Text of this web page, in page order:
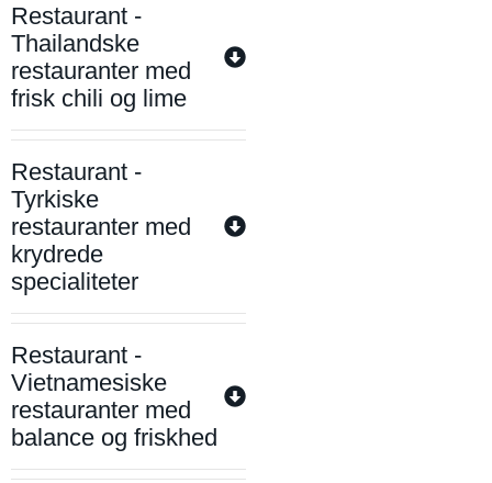
Restaurant -
Thailandske
restauranter med
frisk chili og lime
Restaurant -
Tyrkiske
restauranter med
krydrede
specialiteter
Restaurant -
Vietnamesiske
restauranter med
balance og friskhed